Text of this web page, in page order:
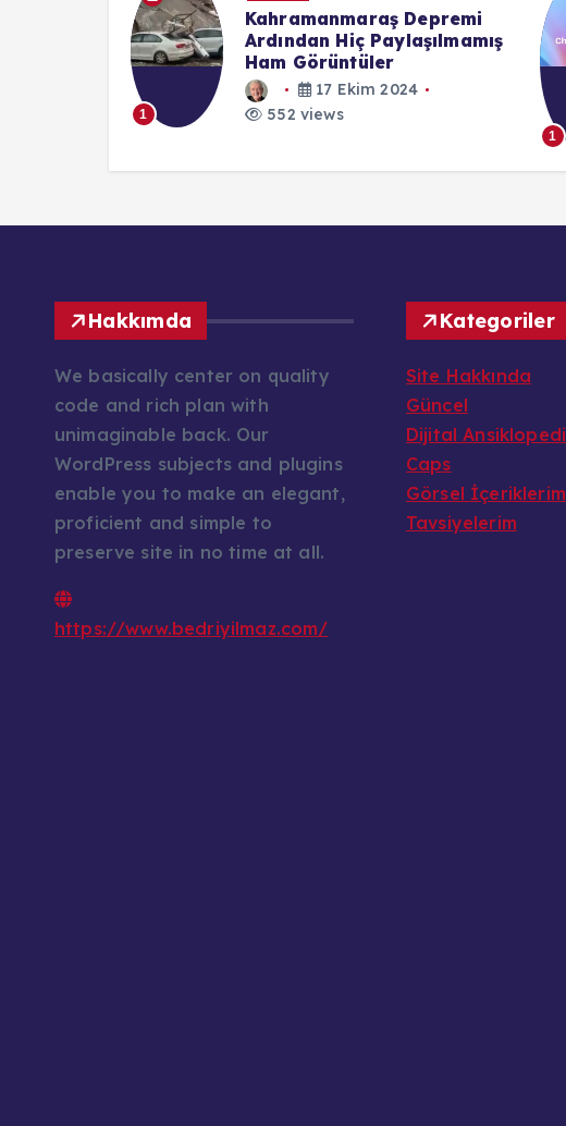
1
Kahramanmaraş Depremi
Ardından Hiç Paylaşılmamış
Ham Görüntüler
17 Ekim 2024
552 views
1
Hakkımda
We basically center on quality
code and rich plan with
unimaginable back. Our
WordPress subjects and plugins
enable you to make an elegant,
proficient and simple to
preserve site in no time at all.
https://www.bedriyilmaz.com/
Kategoriler
Site Hakkında
Güncel
Dijital Ansiklopedi
Caps
Görsel İçeriklerim
Tavsiyelerim